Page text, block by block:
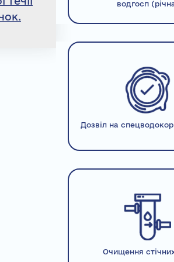
водгосп
Дозвіл на
Очищення